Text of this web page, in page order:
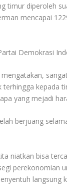
timur diperoleh
mencapai
Demokrasi
kepada
yang mejadi
berjuang
niatkan bisa
perekonomian
langsung